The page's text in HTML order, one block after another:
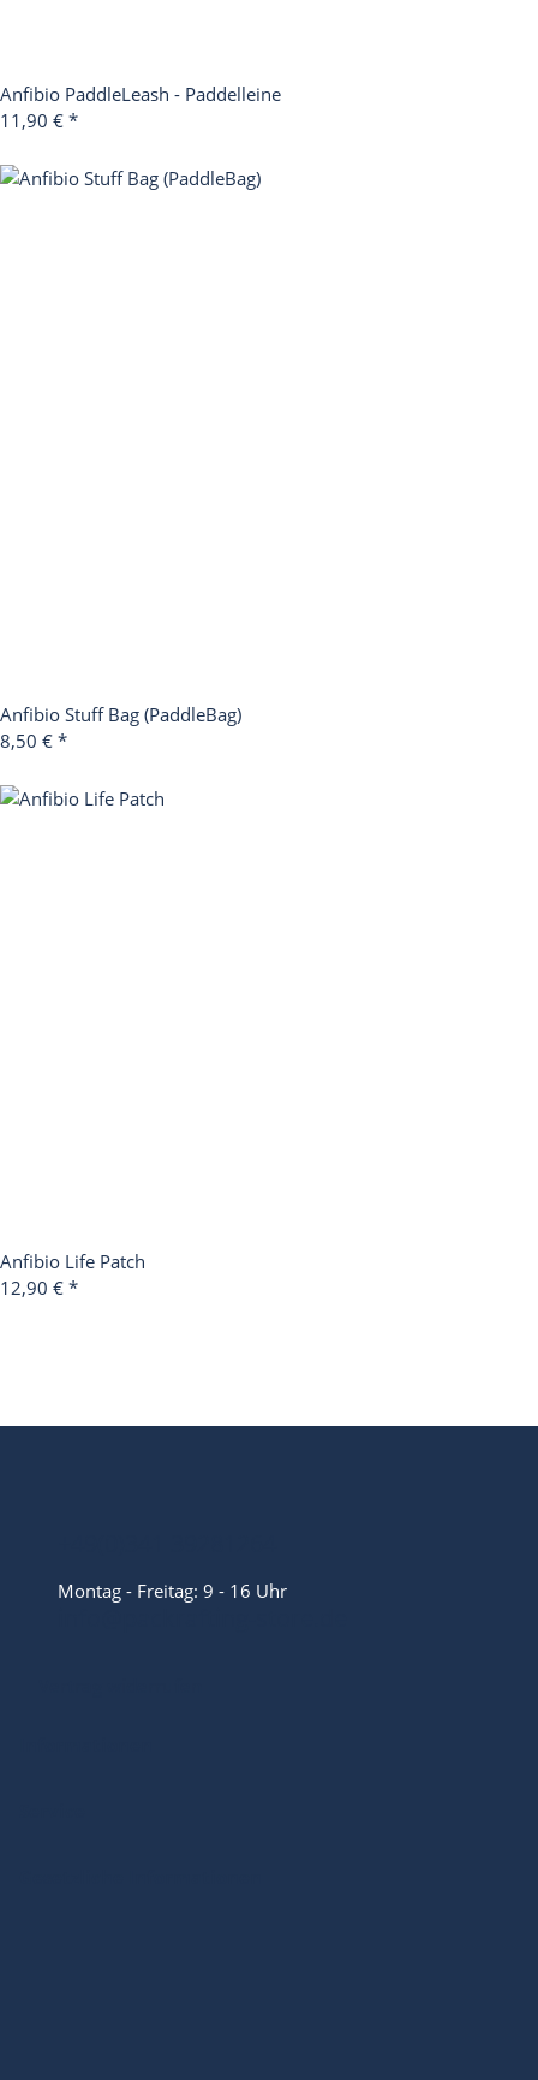
Anfibio PaddleLeash - Paddelleine
11,90 € *
Anfibio Stuff Bag (PaddleBag)
8,50 € *
Anfibio Life Patch
12,90 € *
Montag - Freitag: 9 - 16 Uhr